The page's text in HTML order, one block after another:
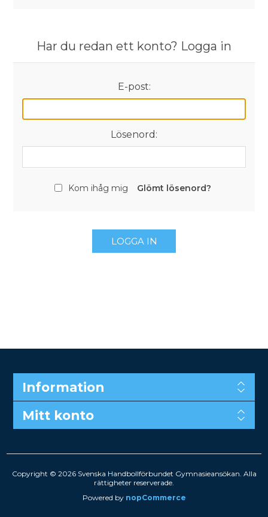
Har du redan ett konto? Logga in
E-post:
Lösenord:
Kom ihåg mig Glömt lösenord?
LOGGA IN
Information
Mitt konto
Copyright © 2026 Svenska Handbollförbundet Gymnasieansökan. Alla
rättigheter reserverade.
Powered by nopCommerce